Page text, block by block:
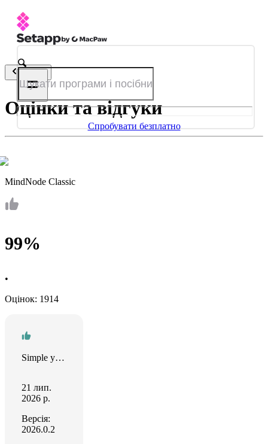
Спробувати безплатно
Назад
Оцінки та відгуки
MindNode Classic
99%
•
Оцінок: 1914
Simple yet effective
21 лип.
2026 р.
Версія:
2026.0.2